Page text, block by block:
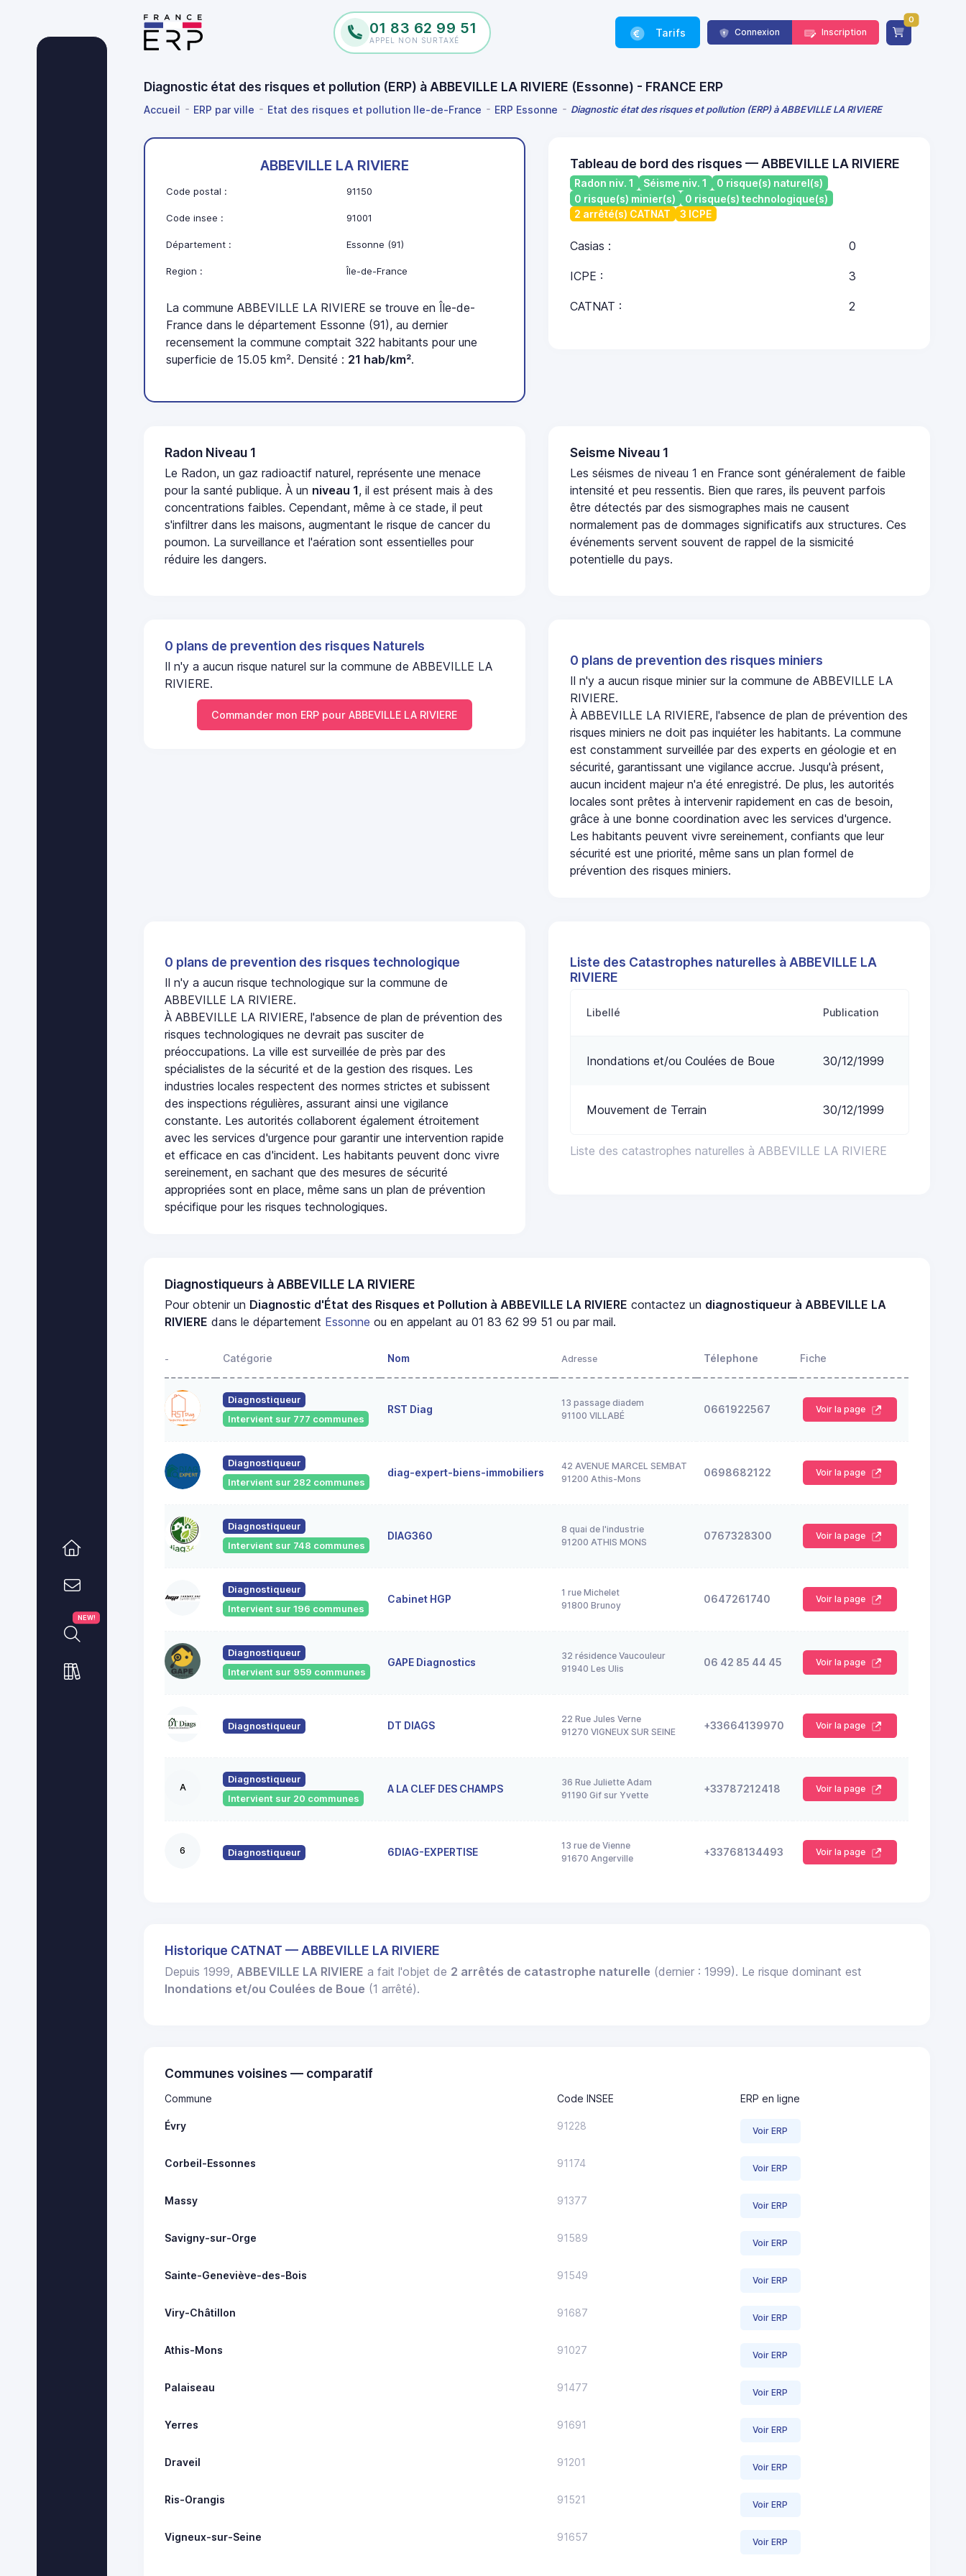
01 83 62 99 51
APPEL NON SURTAXÉ
Tarifs Connexion Inscription
0
Diagnostic état des risques et pollution (ERP) à ABBEVILLE LA RIVIERE (Essonne) - FRANCE ERP
Accueil ERP par ville Etat des risques et pollution Ile-de-France ERP Essonne Diagnostic état des risques et pollution (ERP) à ABBEVILLE LA RIVIERE
NEW!
ABBEVILLE LA RIVIERE
Code postal : 91150
Code insee : 91001
Département : Essonne (91)
Region : Île-de-France
La commune ABBEVILLE LA RIVIERE se trouve en Île-de-
France dans le département Essonne (91), au dernier
recensement la commune comptait 322 habitants pour une
superficie de 15.05 km². Densité : 21 hab/km².
Tableau de bord des risques — ABBEVILLE LA RIVIERE
Radon niv. 1 Séisme niv. 1
0 risque(s) naturel(s)
0 risque(s) minier(s)
0 risque(s) technologique(s)
2 arrêté(s) CATNAT
3 ICPE
Casias : 0
ICPE : 3
CATNAT : 2
Radon Niveau 1
Le Radon, un gaz radioactif naturel, représente une menace
pour la santé publique. À un niveau 1, il est présent mais à des
concentrations faibles. Cependant, même à ce stade, il peut
s'infiltrer dans les maisons, augmentant le risque de cancer du
poumon. La surveillance et l'aération sont essentielles pour
réduire les dangers.
Seisme Niveau 1
Les séismes de niveau 1 en France sont généralement de faible
intensité et peu ressentis. Bien que rares, ils peuvent parfois
être détectés par des sismographes mais ne causent
normalement pas de dommages significatifs aux structures. Ces
événements servent souvent de rappel de la sismicité
potentielle du pays.
0 plans de prevention des risques Naturels
Il n'y a aucun risque naturel sur la commune de ABBEVILLE LA
RIVIERE.
Commander mon ERP pour ABBEVILLE LA RIVIERE
0 plans de prevention des risques miniers
Il n'y a aucun risque minier sur la commune de ABBEVILLE LA
RIVIERE.
À ABBEVILLE LA RIVIERE, l'absence de plan de prévention des
risques miniers ne doit pas inquiéter les habitants. La commune
est constamment surveillée par des experts en géologie et en
sécurité, garantissant une vigilance accrue. Jusqu'à présent,
aucun incident majeur n'a été enregistré. De plus, les autorités
locales sont prêtes à intervenir rapidement en cas de besoin,
grâce à une bonne coordination avec les services d'urgence.
Les habitants peuvent vivre sereinement, confiants que leur
sécurité est une priorité, même sans un plan formel de
prévention des risques miniers.
0 plans de prevention des risques technologique
Il n'y a aucun risque technologique sur la commune de
ABBEVILLE LA RIVIERE.
À ABBEVILLE LA RIVIERE, l'absence de plan de prévention des
risques technologiques ne devrait pas susciter de
préoccupations. La ville est surveillée de près par des
spécialistes de la sécurité et de la gestion des risques. Les
industries locales respectent des normes strictes et subissent
des inspections régulières, assurant ainsi une vigilance
constante. Les autorités collaborent également étroitement
avec les services d'urgence pour garantir une intervention rapide
et efficace en cas d'incident. Les habitants peuvent donc vivre
sereinement, en sachant que des mesures de sécurité
appropriées sont en place, même sans un plan de prévention
spécifique pour les risques technologiques.
Liste des Catastrophes naturelles à ABBEVILLE LA
RIVIERE
Liste des catastrophes naturelles à ABBEVILLE LA RIVIERE
Libellé Publication
Inondations et/ou Coulées de Boue 30/12/1999
Mouvement de Terrain 30/12/1999
Diagnostiqueurs à ABBEVILLE LA RIVIERE
Pour obtenir un Diagnostic d'État des Risques et Pollution à ABBEVILLE LA RIVIERE contactez un diagnostiqueur à ABBEVILLE LA
RIVIERE dans le département Essonne ou en appelant au 01 83 62 99 51 ou par mail.
- Catégorie Nom Adresse Télephone Fiche
Diagnostiqueur
Intervient sur 777 communes
RST Diag
13 passage diadem
91100 VILLABÉ
0661922567 Voir la page
Diagnostiqueur
Intervient sur 282 communes
diag-expert-biens-immobiliers
42 AVENUE MARCEL SEMBAT
91200 Athis-Mons
0698682122 Voir la page
Diagnostiqueur
Intervient sur 748 communes
DIAG360
8 quai de l'industrie
91200 ATHIS MONS
0767328300 Voir la page
Diagnostiqueur
Intervient sur 196 communes
Cabinet HGP
1 rue Michelet
91800 Brunoy
0647261740 Voir la page
Diagnostiqueur
Intervient sur 959 communes
GAPE Diagnostics
32 résidence Vaucouleur
91940 Les Ulis
06 42 85 44 45 Voir la page
Diagnostiqueur DT DIAGS
22 Rue Jules Verne
91270 VIGNEUX SUR SEINE
+33664139970 Voir la page
A
Diagnostiqueur
Intervient sur 20 communes
A LA CLEF DES CHAMPS
36 Rue Juliette Adam
91190 Gif sur Yvette
+33787212418 Voir la page
6 Diagnostiqueur 6DIAG-EXPERTISE
13 rue de Vienne
91670 Angerville
+33768134493 Voir la page
Historique CATNAT — ABBEVILLE LA RIVIERE
Depuis 1999, ABBEVILLE LA RIVIERE a fait l'objet de 2 arrêtés de catastrophe naturelle (dernier : 1999). Le risque dominant est
Inondations et/ou Coulées de Boue (1 arrêté).
Communes voisines — comparatif
Commune Code INSEE ERP en ligne
Évry 91228 Voir ERP
Corbeil-Essonnes 91174 Voir ERP
Massy 91377 Voir ERP
Savigny-sur-Orge 91589 Voir ERP
Sainte-Geneviève-des-Bois 91549 Voir ERP
Viry-Châtillon 91687 Voir ERP
Athis-Mons 91027 Voir ERP
Palaiseau 91477 Voir ERP
Yerres 91691 Voir ERP
Draveil 91201 Voir ERP
Ris-Orangis 91521 Voir ERP
Vigneux-sur-Seine 91657 Voir ERP